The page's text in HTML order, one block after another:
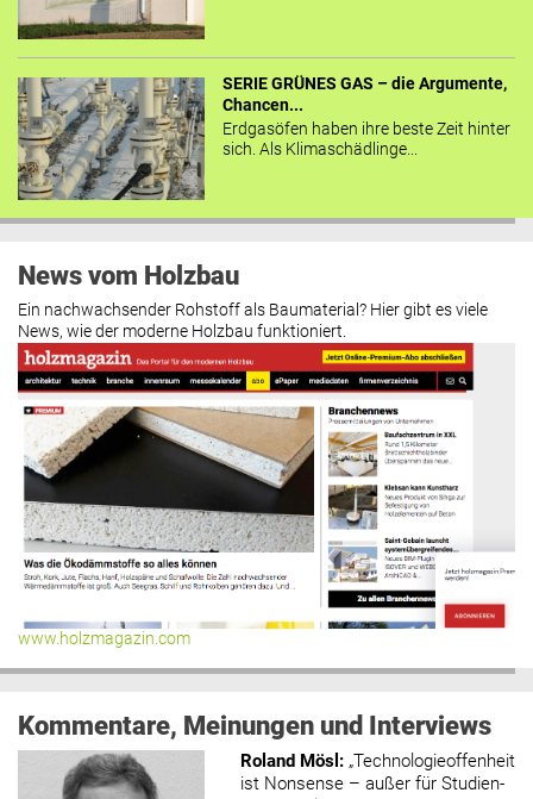
SERIE GRÜNES GAS – die Argumente,
Chancen...
Erdgasöfen haben ihre beste Zeit hinter
sich. Als Klimaschädlinge...
News vom Holzbau
Ein nachwachsender Rohstoff als Baumaterial? Hier gibt es viele
News, wie der moderne Holzbau funktioniert.
www.holzmagazin.com
Kommentare, Meinungen und Interviews
Roland Mösl : „Technologieoffenheit
ist Nonsense – außer für Studien-